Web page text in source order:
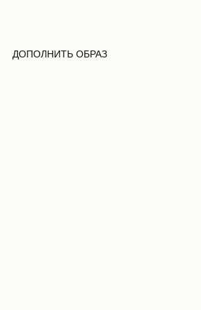
ДОПОЛНИТЬ ОБРАЗ